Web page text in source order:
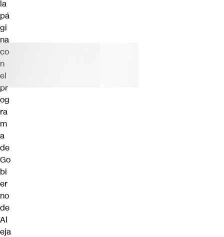
la
pá
gi
na
co
n
el
pr
og
ra
m
a
de
Go
bi
er
no
de
Al
eja